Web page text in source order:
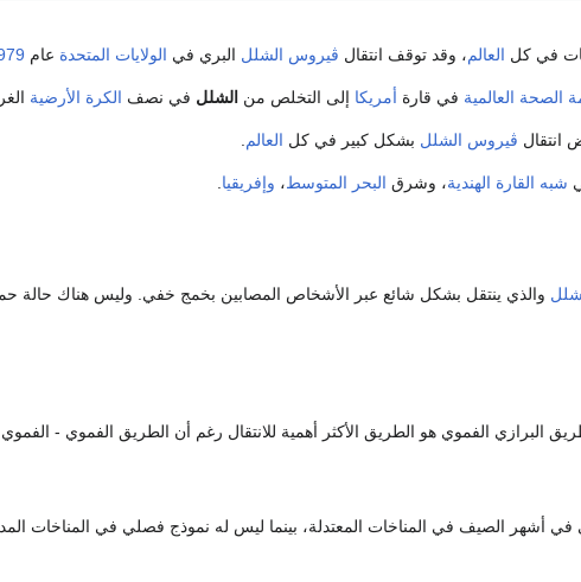
في كل العالم، وقد توقف انتقال ڤيروس الشلل البري في الولايات المتحدة عام
الصحة العالمية في قارة أمريكا إلى التخلص من الشلل في نصف الكرة الأرضية
انتقال ڤيروس الشلل بشكل كبير في كل العالم
شبه القارة الهندية، وشرق البحر المتوسط، وإفريقيا
والذي ينتقل بشكل شائع عبر الأشخاص المصابين بخمج خفي. وليس هناك حالة
البرازي الفموي هو الطريق الأكثر أهمية للانتقال رغم أن الطريق الفموي -
أشهر الصيف في المناخات المعتدلة، بينما ليس له نموذج فصلي في المناخات